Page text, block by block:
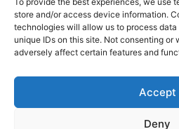
store and/or access device information.
technologies will allow us to process
unique IDs on this site. Not consenting or
adversely affect certain features and
Accept
Deny
© Copyright 2026, Todos los